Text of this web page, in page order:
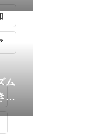
ム
る